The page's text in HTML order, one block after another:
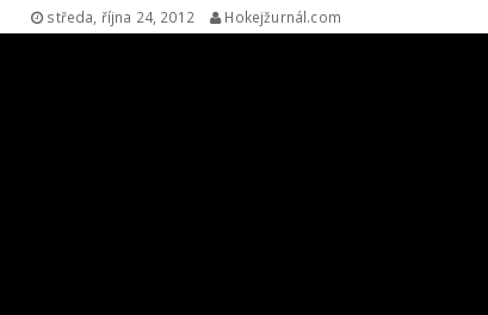
středa, října 24, 2012 Hokejžurnál.com